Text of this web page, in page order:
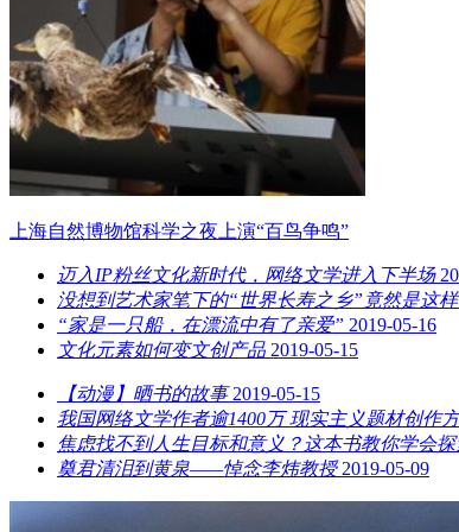
上海自然博物馆科学之夜上演“百鸟争鸣”
迈入IP粉丝文化新时代，网络文学进入下半场
没想到艺术家笔下的“世界长寿之乡”竟然是这
“家是一只船，在漂流中有了亲爱” 2019-05-16
文化元素如何变文创产品 2019-05-15
【动漫】晒书的故事 2019-05-15
我国网络文学作者逾1400万 现实主义题材创作
焦虑找不到人生目标和意义？这本书教你学会
奠君清泪到黄泉——悼念李炜教授 2019-05-09